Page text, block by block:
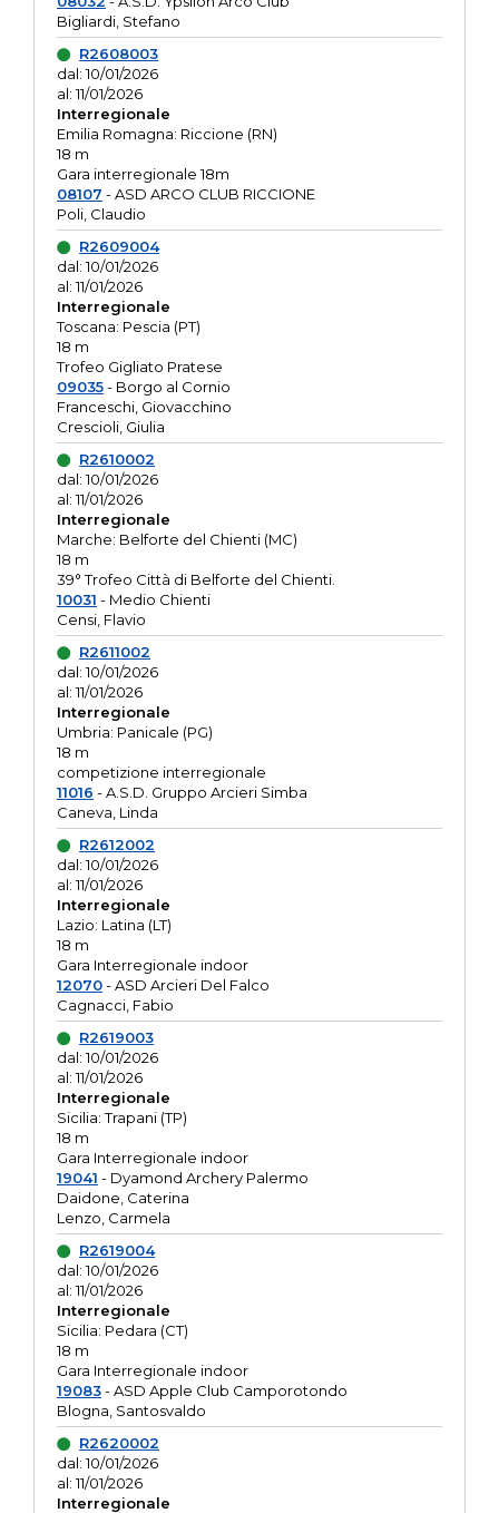
Bigliardi, Stefano
R2608003
dal: 10/01/2026
al: 11/01/2026
Interregionale
Emilia Romagna: Riccione (RN)
18 m
Gara interregionale 18m
08107 - ASD ARCO CLUB RICCIONE
Poli, Claudio
R2609004
dal: 10/01/2026
al: 11/01/2026
Interregionale
Toscana: Pescia (PT)
18 m
Trofeo Gigliato Pratese
09035- Borgo al Cornio
Franceschi, Giovacchino
Crescioli, Giulia
R2610002
dal: 10/01/2026
al: 11/01/2026
Interregionale
Marche: Belforte del Chienti (MC)
18 m
39° Trofeo Città di Belforte del Chienti.
10031 - Medio Chienti
Censi, Flavio
R2611002
dal: 10/01/2026
al: 11/01/2026
Interregionale
Umbria: Panicale (PG)
18 m
competizione interregionale
11016 - A.S.D. Gruppo Arcieri Simba
Caneva, Linda
R2612002
dal: 10/01/2026
al: 11/01/2026
Interregionale
Lazio: Latina (LT)
18 m
Gara Interregionale indoor
12070- ASD Arcieri Del Falco
Cagnacci, Fabio
R2619003
dal: 10/01/2026
al: 11/01/2026
Interregionale
Sicilia: Trapani (TP)
18 m
Gara Interregionale indoor
19041 - Dyamond Archery Palermo
Daidone, Caterina
Lenzo, Carmela
R2619004
dal: 10/01/2026
al: 11/01/2026
Interregionale
Sicilia: Pedara (CT)
18 m
Gara Interregionale indoor
19083- ASD Apple Club Camporotondo
Blogna, Santosvaldo
R2620002
dal: 10/01/2026
al: 11/01/2026
Interregionale